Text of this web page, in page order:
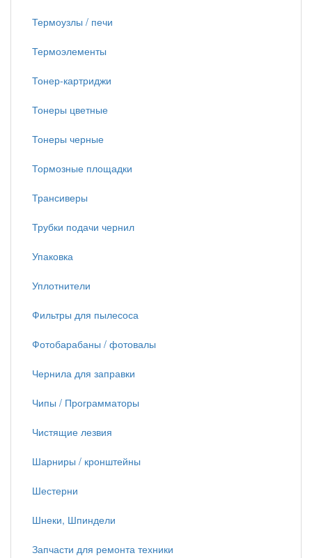
Термоузлы / печи
Термоэлементы
Тонер-картриджи
Тонеры цветные
Тонеры черные
Тормозные площадки
Трансиверы
Трубки подачи чернил
Упаковка
Уплотнители
Фильтры для пылесоса
Фотобарабаны / фотовалы
Чернила для заправки
Чипы / Программаторы
Чистящие лезвия
Шарниры / кронштейны
Шестерни
Шнеки, Шпиндели
Запчасти для ремонта техники